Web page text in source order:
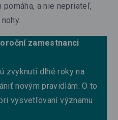
a nie nepriateľ,
zamestnanci
zvyknutí dlhé roky na
novým pravidlám. O to
vysvetľovaní významu